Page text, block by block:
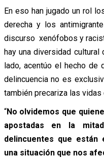
En eso han jugado un rol
derecha y los
discurso xenófobos y
hay una diversidad cultural
lado, acentúo el hecho de
delincuencia no es
también precariza las vidas
“No olvidemos que
apostadas en la
delincuentes que
una situación que nos